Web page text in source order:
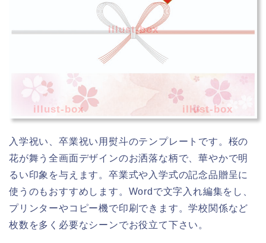
illust-box
illust-box illust-box
入学祝い、卒業祝い用熨斗のテンプレートです。桜の
花が舞う全画面デザインのお洒落な柄で、華やかで明
るい印象を与えます。卒業式や入学式の記念品贈呈に
使うのもおすすめします。Wordで文字入れ編集をし、
プリンターやコピー機で印刷できます。学校関係など
枚数を多く必要なシーンでお役立て下さい。